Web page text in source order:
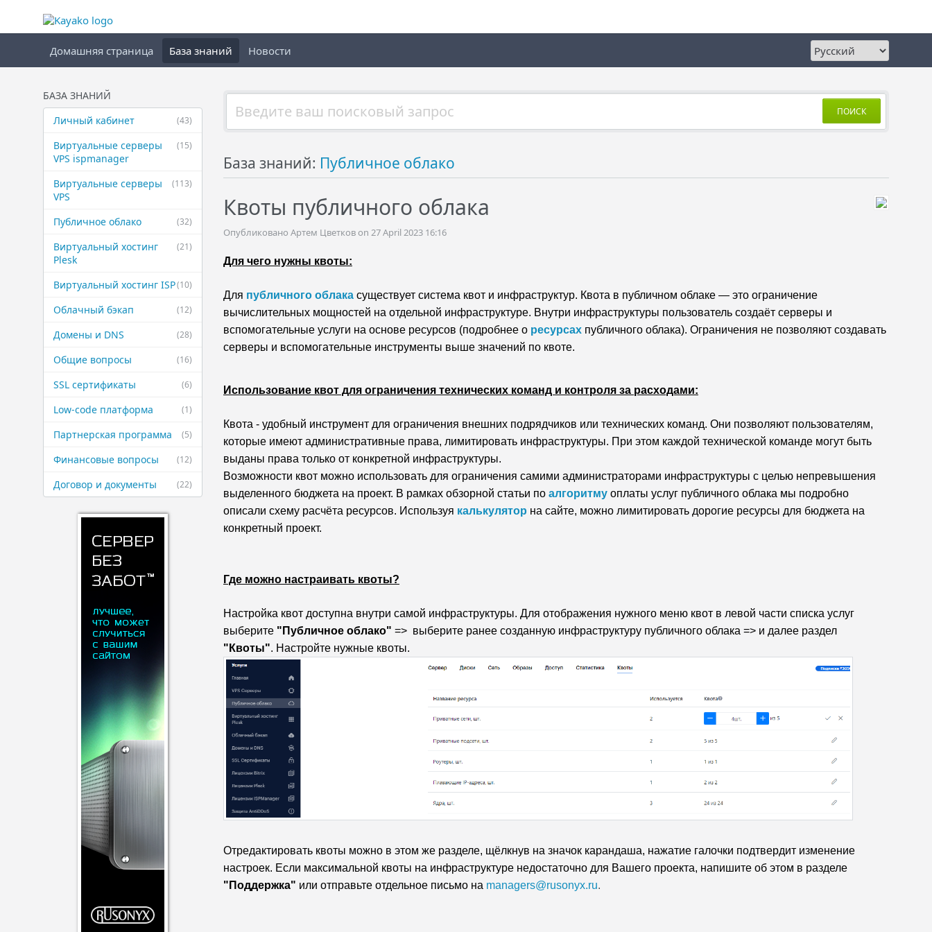
Домашняя страница База знаний Новости
БАЗА ЗНАНИЙ
(43)
Личный кабинет
(15)
Виртуальные ​серверы
VPS ispmanager
(113)
Виртуальные ​серверы
VPS
(32)
Публичное ​облако
(21)
Виртуальный ​хостинг
Plesk
(10)
Виртуальный ​хостинг ISP
(12)
Облачный бэкап
(28)
Домены и DNS
(16)
Общие вопросы
(6)
SSL сертификаты
(1)
Low-code платформа
(5)
Партнерская ​программа
(12)
Финансовые ​вопросы
(22)
Договор и ​документы
ПОИСК
База знаний: Публичное облако
Квоты публичного облака
Опубликовано Артем Цветков on 27 April 2023 16:16
Для чего нужны квоты:
Для публичного облака существует система квот и инфраструктур. Квота в публичном облаке — это ограничение
вычислительных мощностей на отдельной инфраструктуре. Внутри инфраструктуры пользователь создаёт серверы и
вспомогательные услуги на основе ресурсов (подробнее о ресурсах публичного облака). Ограничения не позволяют создавать
серверы и вспомогательные инструменты выше значений по квоте.
Использование квот для ограничения технических команд и контроля за расходами:
Квота - удобный инструмент для ограничения внешних подрядчиков или технических команд. Они позволяют пользователям,
которые имеют административные права, лимитировать инфраструктуры. При этом каждой технической команде могут быть
выданы права только от конкретной инфраструктуры.
Возможности квот можно использовать для ограничения самими администраторами инфраструктуры с целью непревышения
выделенного бюджета на проект. В рамках обзорной статьи по алгоритму оплаты услуг публичного облака мы подробно
описали схему расчёта ресурсов. Используя калькулятор на сайте, можно лимитировать дорогие ресурсы для бюджета на
конкретный проект.
Где можно настраивать квоты?
Настройка квот доступна внутри самой инфраструктуры. Для отображения нужного меню квот в левой части списка услуг
выберите "Публичное облако" => выберите ранее созданную инфраструктуру публичного облака => и далее раздел
"Квоты". Настройте нужные квоты.
Отредактировать квоты можно в этом же разделе, щёлкнув на значок карандаша, нажатие галочки подтвердит изменение
настроек. Если максимальной квоты на инфраструктуре недостаточно для Вашего проекта, напишите об этом в разделе
"Поддержка" или отправьте отдельное письмо на managers@rusonyx.ru.